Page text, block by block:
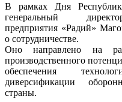
В рамках Дня
генеральный
предприятия «Радий»
о сотрудничестве.
Оно направлено на
производственного
обеспечения
диверсификации
страны.